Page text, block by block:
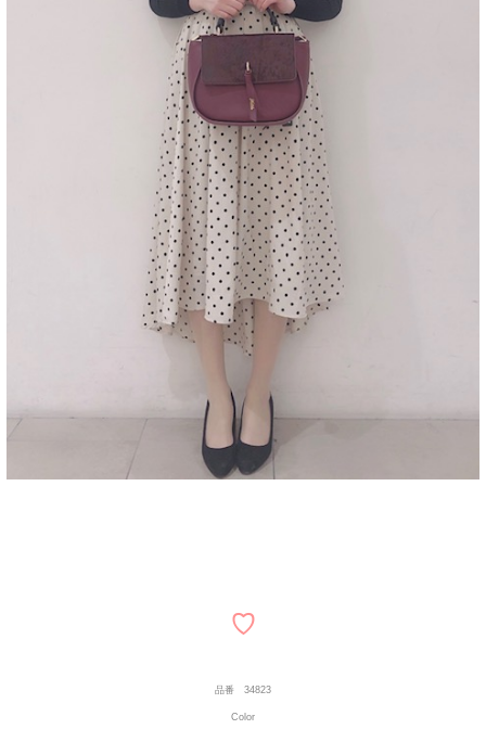
♡
品番 34823
Color